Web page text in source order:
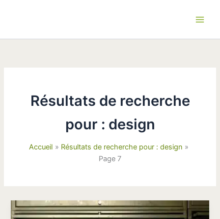
Résultats de recherche
pour : design
Accueil
Résultats de recherche pour : design
Page 7